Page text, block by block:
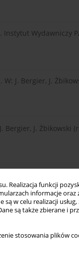
Realizacja funkcji
informacje
w celu realizacji
są także zbierane i
stosowania plików
Wydawniczy
J. Bergier, J.
Bergier, J. Żbikowski
świat. Wyd. Jedność,